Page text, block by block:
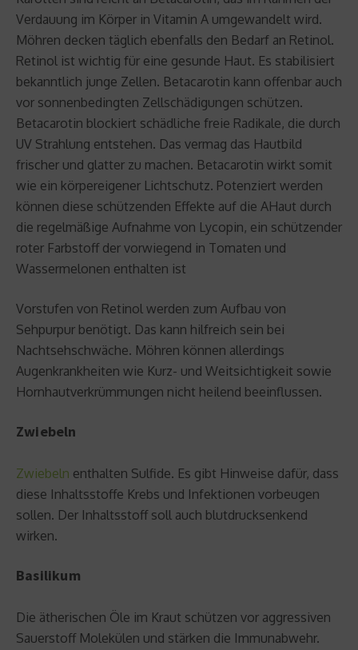
Verdauung im Körper in Vitamin A umgewandelt wird.
Möhren decken täglich ebenfalls den Bedarf an Retinol.
Retinol ist wichtig für eine gesunde Haut. Es stabilisiert
bekanntlich junge Zellen. Betacarotin kann offenbar auch
vor sonnenbedingten Zellschädigungen schützen.
Betacarotin blockiert schädliche freie Radikale, die durch
UV Strahlung entstehen. Das vermag das Hautbild
frischer und glatter zu machen. Betacarotin wirkt somit
wie ein körpereigener Lichtschutz. Potenziert werden
können diese schützenden Effekte auf die AHaut durch
die regelmäßige Aufnahme von Lycopin, ein schützender
roter Farbstoff der vorwiegend in Tomaten und
Wassermelonen enthalten ist
Vorstufen von Retinol werden zum Aufbau von
Sehpurpur benötigt. Das kann hilfreich sein bei
Nachtsehschwäche. Möhren können allerdings
Augenkrankheiten wie Kurz- und Weitsichtigkeit sowie
Hornhautverkrümmungen nicht heilend beeinflussen.
Zwiebeln
Zwiebeln enthalten Sulfide. Es gibt Hinweise dafür, dass
diese Inhaltsstoffe Krebs und Infektionen vorbeugen
sollen. Der Inhaltsstoff soll auch blutdrucksenkend
wirken.
Basilikum
Die ätherischen Öle im Kraut schützen vor aggressiven
Sauerstoff Molekülen und stärken die Immunabwehr.